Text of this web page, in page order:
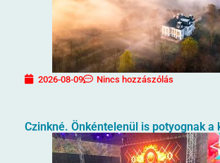
2026-08-09 Nincs hozzászólás
Czinkné. Önkéntelenül is potyognak a